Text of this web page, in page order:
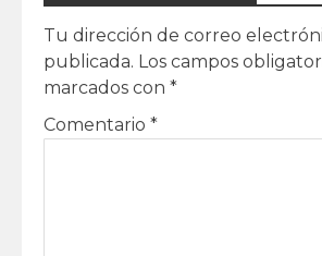
Tu dirección de correo
publicada. Los campos
marcados con *
Comentario *